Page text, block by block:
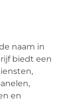
naam in
biedt een
en